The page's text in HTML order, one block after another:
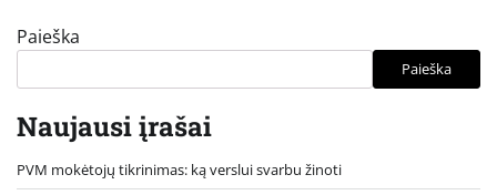
Paieška
Paieška
Naujausi įrašai
PVM mokėtojų tikrinimas: ką verslui svarbu žinoti